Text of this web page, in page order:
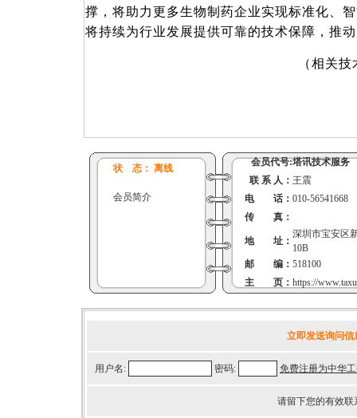
撑，将助力更多生物制药企业实现标准化、
将持续为行业发展提供可靠的技术保障，推
（相关技
状 态： 离线
会员简介
会员代号:塔讯技术服务
联 系 人： 王震
电 话： 010-56541668
传 真：
地 址：
深圳市宝安区
10B
邮 编： 518100
主 页： https://
立即发送询问信
用户名: 密码: 免费注册为中华
请留下您的有效